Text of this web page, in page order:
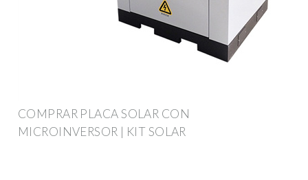
COMPRAR PLACA SOLAR CON
MICROINVERSOR | KIT SOLAR